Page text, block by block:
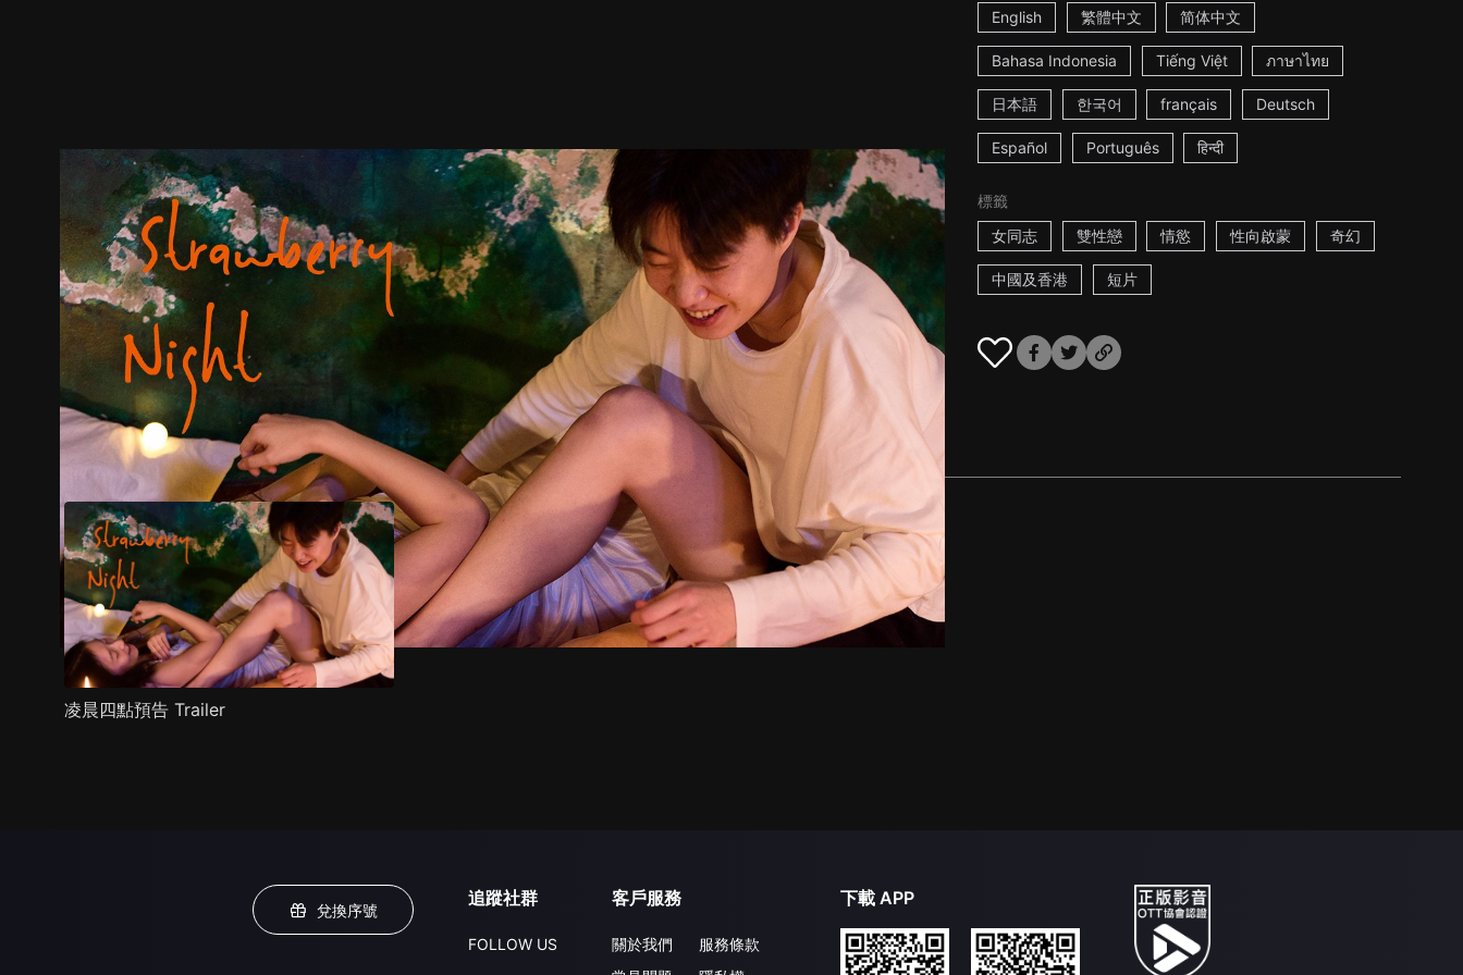
English 繁體中文 简体中文
Bahasa Indonesia Tiếng Việt ภาษาไทย
日本語 한국어 français Deutsch
Español Português हिन्दी
標籤
女同志
雙性戀 情慾 性向啟蒙 奇幻
中國及香港 短片
預告 劇照 推薦影片 劇情介紹
凌晨四點預告 Trailer
兌換序號
追蹤社群
FOLLOW US
客戶服務
關於我們
服務條款
下載 APP